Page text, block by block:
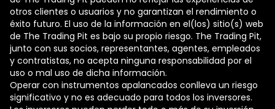
otros clientes o usuarios y no garantizan el rendimiento o
éxito futuro. El uso de la información en el(los) sitio(s) web
de The Trading Pit es bajo su propio riesgo. The Trading Pit,
junto con sus socios, representantes, agentes, empleados
y contratistas, no acepta ninguna responsabilidad por el
uso o mal uso de dicha información.
Operar con instrumentos apalancados conlleva un riesgo
significativo y no es adecuado para todos los inversores.